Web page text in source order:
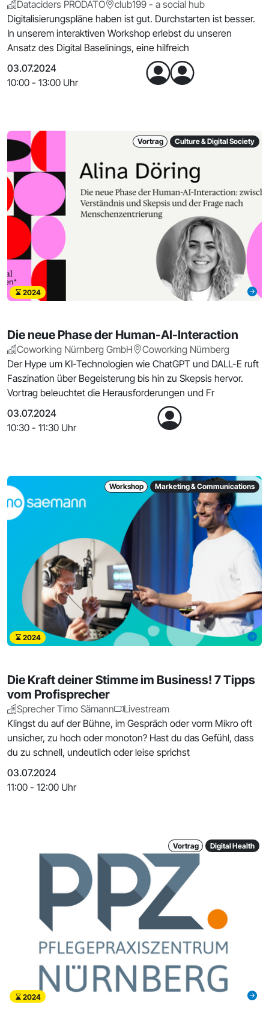
Dataciders PRODATO
club199 - a social hub
Digitalisierungspläne haben ist gut. Durchstarten ist besser.
In unserem interaktiven Workshop erlebst du unseren
Ansatz des Digital Baselinings, eine hilfreich
03.07.2024
10:00 - 13:00 Uhr
Vortrag Culture & Digital Society
2024
Die neue Phase der Human-AI-Interaction
Coworking Nürnberg GmbH
Coworking Nürnberg
Der Hype um KI-Technologien wie ChatGPT und DALL-E ruft
Faszination über Begeisterung bis hin zu Skepsis hervor.
Vortrag beleuchtet die Herausforderungen und Fr
03.07.2024
10:30 - 11:30 Uhr
Workshop Marketing & Communications
2024
Die Kraft deiner Stimme im Business! 7 Tipps
vom Profisprecher
Sprecher Timo Sämann
Livestream
Klingst du auf der Bühne, im Gespräch oder vorm Mikro oft
unsicher, zu hoch oder monoton? Hast du das Gefühl, dass
du zu schnell, undeutlich oder leise sprichst
03.07.2024
11:00 - 12:00 Uhr
Vortrag Digital Health
2024